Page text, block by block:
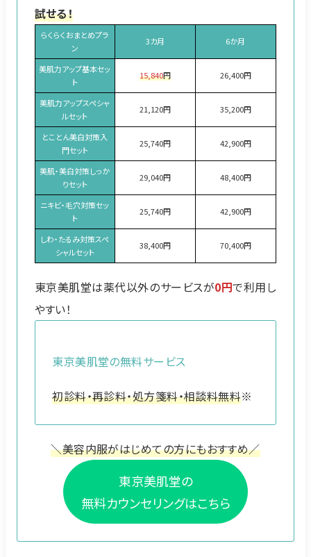
試せる！
らくらくおまとめプラ
ン
3カ月 6か月
美肌力アップ基本セッ
ト
15,840円 26,400円
美肌力アップスペシャ
ルセット
21,120円 35,200円
とことん美白対策入
門セット
25,740円 42,900円
美肌・美白対策しっか
りセット
29,040円 48,400円
ニキビ・毛穴対策セッ
ト
25,740円 42,900円
しわ・たるみ対策スペ
シャルセット
38,400円 70,400円
東京美肌堂は薬代以外のサービスが0円で利用し
やすい！
東京美肌堂の無料サービス
初診料・再診料・処方箋料・相談料無料※
＼美容内服がはじめての方にもおすすめ／
東京美肌堂の
無料カウンセリングはこちら